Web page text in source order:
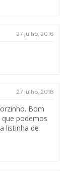
27 julho, 2016
27 julho, 2016
Bom
que podemos
listinha de